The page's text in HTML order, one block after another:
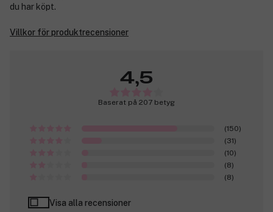
du har köpt.
Villkor för produktrecensioner
4,5
Baserat på 207 betyg
(150)
(31)
(10)
(8)
(8)
Visa alla recensioner